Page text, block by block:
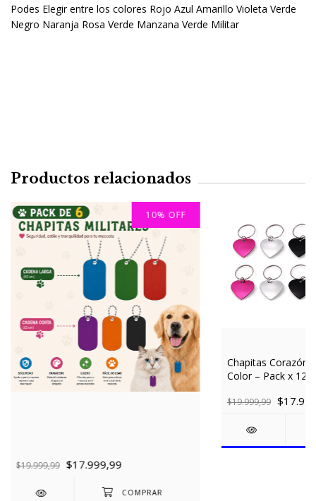
Podes Elegir entre los colores Rojo Azul Amarillo Violeta Verde
Negro Naranja Rosa Verde Manzana Verde Militar
Productos relacionados
10% OFF
$19.999,99 $17.999,99
Chapitas Corazón
Color – Pack x 12
$19.999,99